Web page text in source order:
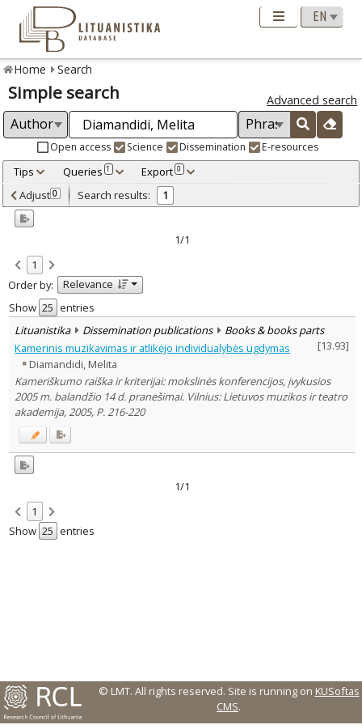
Home Search
Simple search Advanced search
Open access Science Dissemination E-resources
Tips Queries 1 Export 0
Adjusted by criteria 0
Year
Refine
Dissemination publications
Document Type:
Books & books parts
Subject area
Musicology
Text language
Country of publication
Historical periods
Lithuanian place names
Subject
Journal
Adjust 0 Search results: 1
1/1
1
Order by:
Relevance
Show
entries
Lituanistika
Dissemination publications
Books & books parts
[13.93]
Kamerinis muzikavimas ir atlikėjo individualybės ugdymas
Diamandidi, Melita
Kameriškumo raiška ir kriterijai: mokslinės konferencijos, įvykusios
2005 m. balandžio 14 d. pranešimai. Vilnius: Lietuvos muzikos ir teatro
akademija, 2005, P. 216-220
1/1
1
Show
entries
© LMT. All rights reserved. Site is running on KUSoftas
CMS.